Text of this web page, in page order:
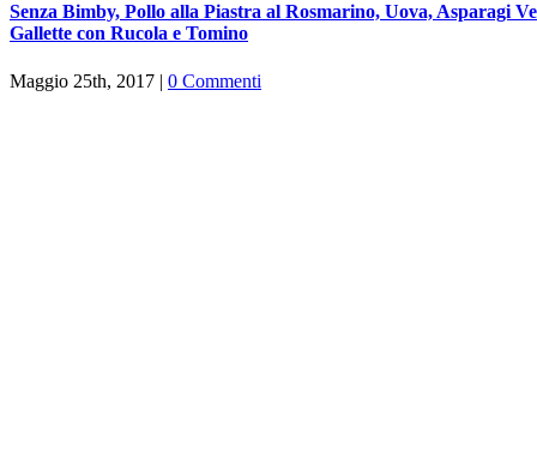
Senza Bimby, Pollo alla Piastra al Rosmarino, Uova, Asparagi
Gallette con Rucola e Tomino
Maggio 25th, 2017 | 0 Commenti